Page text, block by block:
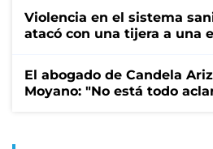
Violencia en el sistema
atacó con una tijera a una
El abogado de Candela
Moyano: "No está todo